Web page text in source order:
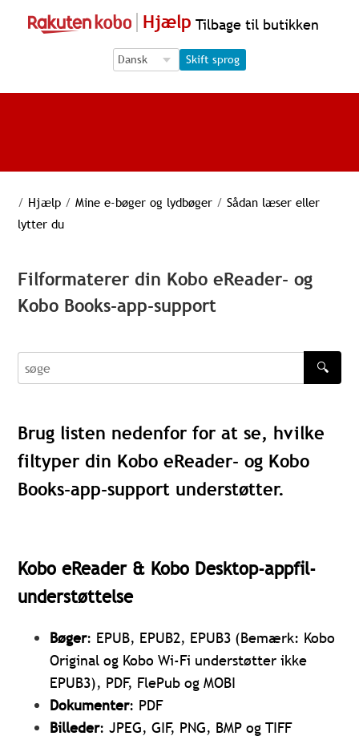
Hjælp Tilbage til butikken
Language Selection
Language Selection
Skift sprog
/ Hjælp / Mine e-bøger og lydbøger / Sådan læser eller
lytter du
Filformaterer din Kobo eReader- og
Kobo Books-app-support
søge
🔍
Brug listen nedenfor for at se, hvilke
filtyper din Kobo eReader- og Kobo
Books-app-support understøtter.
Kobo eReader & Kobo Desktop-appfil-
understøttelse
Bøger: EPUB, EPUB2, EPUB3 (Bemærk: Kobo
Original og Kobo Wi-Fi understøtter ikke
EPUB3), PDF, FlePub og MOBI
Dokumenter: PDF
Billeder: JPEG, GIF, PNG, BMP og TIFF